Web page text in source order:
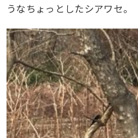
うなちょっとしたシアワセ。